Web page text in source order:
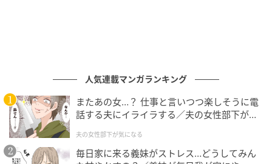
本作の原作は、漫画家・宮川サトシさんが実際に体験
した母との日々を描いた自伝的エッセイ漫画です。
2013年にWEB漫画サイト「くらげバンチ」で連載が始
まると、母への溢れんばかりの愛情が詰まったこの作
人気連載マンガランキング
またあの女…？ 仕事と言いつつ楽しそうに電
話する夫にイライラする／夫の女性部下が気
夫の女性部下が気になる
毎日家に来る義妹がストレス…どうしてみん